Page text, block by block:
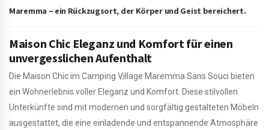
Maremma – ein Rückzugsort, der Körper und Geist bereichert.
Maison Chic Eleganz und Komfort für einen
unvergesslichen Aufenthalt
Die Maison Chic im Camping Village Maremma Sans Souci bieten
ein Wohnerlebnis voller Eleganz und Komfort. Diese stilvollen
Unterkünfte sind mit modernen und sorgfältig gestalteten Möbeln
ausgestattet, die eine einladende und entspannende Atmosphäre